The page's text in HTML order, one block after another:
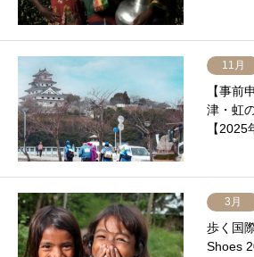
11月
【事前
津・虹
【2025
3月
歩く国
Shoes